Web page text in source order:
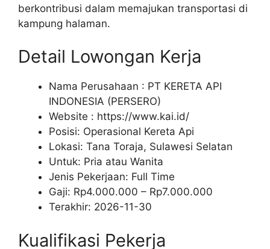
berkontribusi dalam memajukan transportasi di
kampung halaman.
Detail Lowongan Kerja
Nama Perusahaan : PT KERETA API
INDONESIA (PERSERO)
Website : https://www.kai.id/
Posisi: Operasional Kereta Api
Lokasi: Tana Toraja, Sulawesi Selatan
Untuk: Pria atau Wanita
Jenis Pekerjaan: Full Time
Gaji: Rp4.000.000 – Rp7.000.000
Terakhir: 2026-11-30
Kualifikasi Pekerja